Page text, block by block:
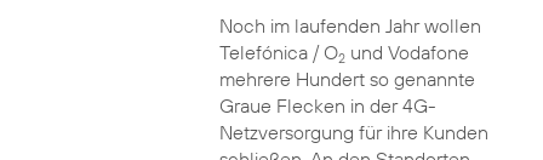
Noch im laufenden Jahr wollen
Telefónica / O2und Vodafone
mehrere Hundert so genannte
Graue Flecken in der 4G-
Netzversorgung für ihre Kunden